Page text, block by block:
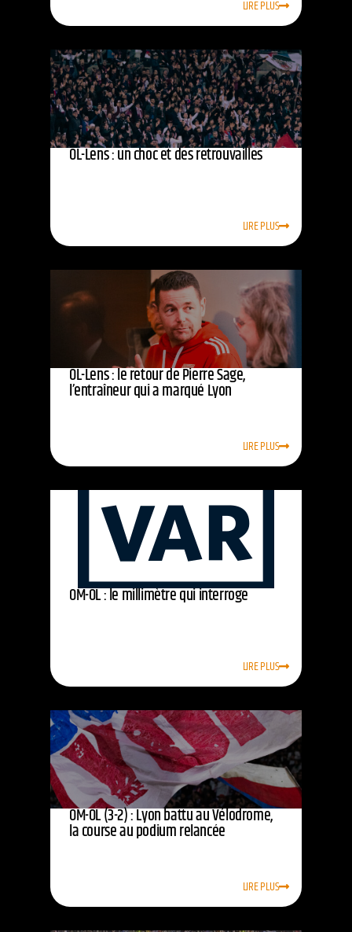
LIRE PLUS
OL-Lens : un choc et des retrouvailles
LIRE PLUS
OL-Lens : le retour de Pierre Sage,
l’entraîneur qui a marqué Lyon
LIRE PLUS
OM-OL : le millimètre qui interroge
LIRE PLUS
OM-OL (3-2) : Lyon battu au Vélodrome,
la course au podium relancée
LIRE PLUS